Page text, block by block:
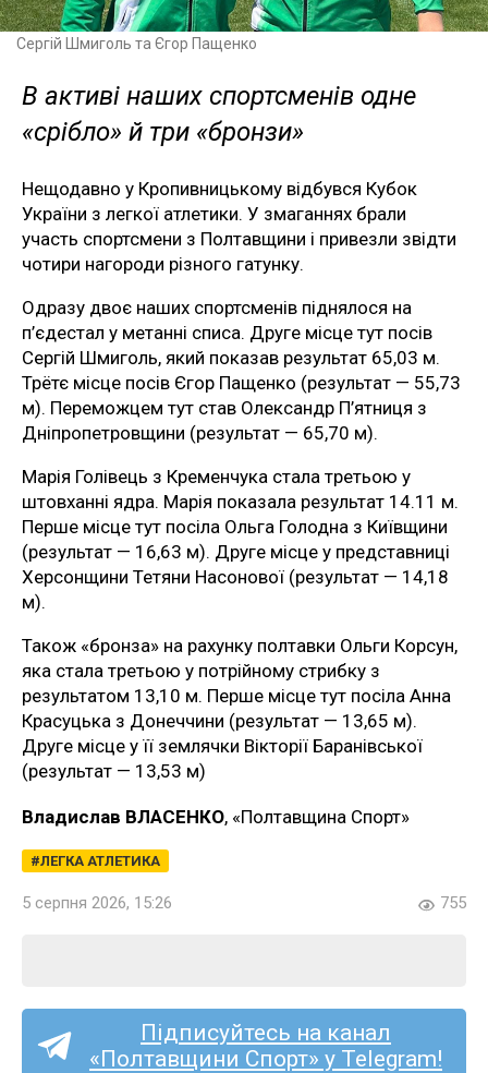
Сергій Шмиголь та Єгор Пащенко
В активі наших спортсменів одне
«срібло» й три «бронзи»
Нещодавно у Кропивницькому відбувся Кубок
України з легкої атлетики. У змаганнях брали
участь спортсмени з Полтавщини і привезли звідти
чотири нагороди різного гатунку.
Одразу двоє наших спортсменів піднялося на
п’єдестал у метанні списа. Друге місце тут посів
Сергій Шмиголь, який показав результат 65,03 м.
Трётє місце посів Єгор Пащенко (результат — 55,73
м). Переможцем тут став Олександр П’ятниця з
Дніпропетровщини (результат — 65,70 м).
Марія Голівець з Кременчука стала третьою у
штовханні ядра. Марія показала результат 14.11 м.
Перше місце тут посіла Ольга Голодна з Київщини
(результат — 16,63 м). Друге місце у представниці
Херсонщини Тетяни Насонової (результат — 14,18
м).
Також «бронза» на рахунку полтавки Ольги Корсун,
яка стала третьою у потрійному стрибку з
результатом 13,10 м. Перше місце тут посіла Анна
Красуцька з Донеччини (результат — 13,65 м).
Друге місце у її землячки Вікторії Баранівської
(результат — 13,53 м)
Владислав ВЛАСЕНКО, «Полтавщина Спорт»
ЛЕГКА АТЛЕТИКА
5 серпня 2026, 15:26 755
Підписуйтесь на канал
«Полтавщини Спорт» у Telegram!